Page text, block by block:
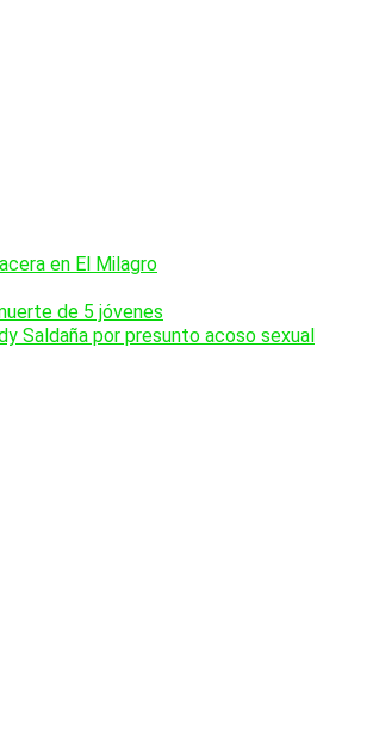
en El Milagro
de 5 jóvenes
Saldaña por presunto acoso sexual